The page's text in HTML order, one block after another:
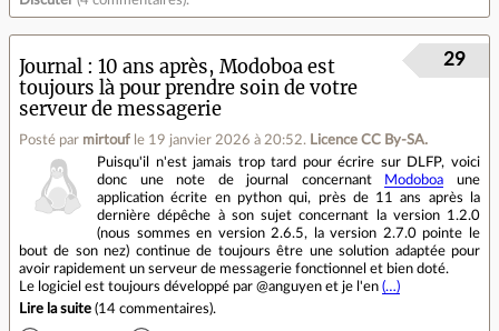
Journal
10 ans après, Modoboa est
toujours là pour prendre soin de votre
serveur de messagerie
Posté par mirtouf le 19 janvier 2026 à 20:52. Licence CC By‑SA.
29
Puisqu'il n'est jamais trop tard pour écrire sur DLFP, voici
donc une note de journal concernant
Modoboa une
application écrite en python qui, près de 11 ans après la
dernière dépêche à son sujet concernant la version 1.2.0
(nous sommes en version 2.6.5, la version 2.7.0 pointe le
bout de son nez) continue de toujours être une solution adaptée pour
avoir rapidement un serveur de messagerie fonctionnel et bien doté.
Le logiciel est toujours développé par @anguyen et je l'en (…)
Lire la suite (14 commentaires).